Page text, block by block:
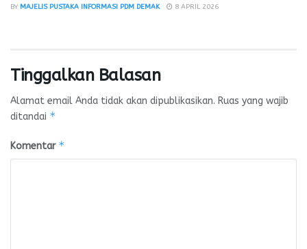
BY MAJELIS PUSTAKA INFORMASI PDM DEMAK 8 APRIL 2026
Tinggalkan Balasan
Alamat email Anda tidak akan dipublikasikan. Ruas yang wajib
ditandai *
Komentar *